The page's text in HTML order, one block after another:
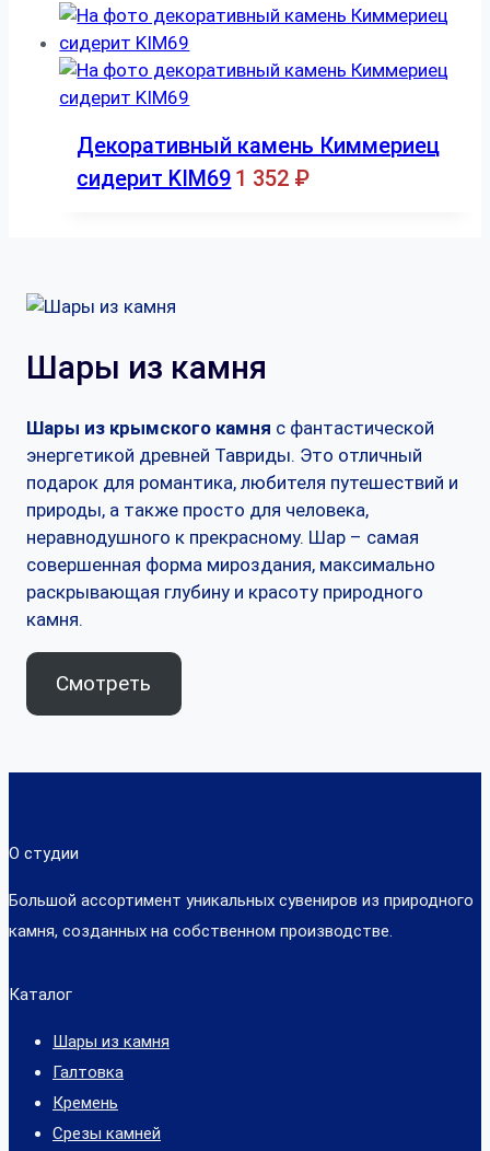
Декоративный камень Киммериец
сидерит KIM69 1 352 ₽
Шары из камня
Шары из крымского камня с фантастической
энергетикой древней Тавриды. Это отличный
подарок для романтика, любителя путешествий и
природы, а также просто для человека,
неравнодушного к прекрасному. Шар – самая
совершенная форма мироздания, максимально
раскрывающая глубину и красоту природного
камня.
Смотреть
О студии
Большой ассортимент уникальных сувениров из природного
камня, созданных на собственном производстве.
Каталог
Шары из камня
Галтовка
Кремень
Срезы камней